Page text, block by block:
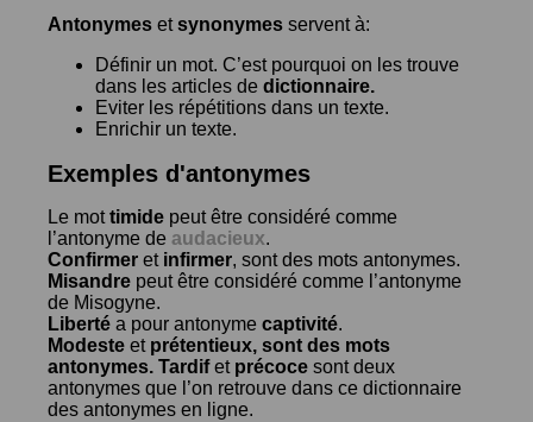
Antonymes etsynonymes servent à:
Définir un mot. C’est pourquoi on les trouve
dans les articles de dictionnaire.
Eviter les répétitions dans un texte.
Enrichir un texte.
Exemples d'antonymes
Le mottimide peut être considéré comme
l’antonyme de audacieux.
Confirmer et infirmer, sont des mots antonymes.
Misandre peut être considéré comme l’antonyme
de Misogyne.
Liberté a pour antonyme captivité.
Modeste et prétentieux, sont des mots
antonymes. Tardifet précoce sont deux
antonymes que l’on retrouve dans ce dictionnaire
des antonymes en ligne.